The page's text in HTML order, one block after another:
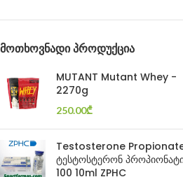
ᲛᲝᲗᲮᲝᲕᲜᲐᲓᲘ ᲞᲠᲝᲓᲣᲥᲪᲘᲐ
MUTANT Mutant Whey -
2270g
250.00₾
Testosterone
ტესტოსტერონ
100 10ml ZPHC